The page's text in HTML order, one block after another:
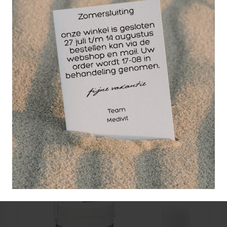
dekking van het getroffen gebied
Gemeten compressie voor comfort van de
patiënt
Afneembare koeler zorgt voor een
ononderbroken behandeling
Uitgebreide dekking met XL-riem
Universele maat
Wellicht ook interessant